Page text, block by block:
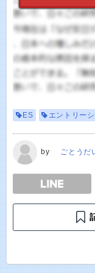
ES エントリーシ
by ごとうだ
TWEET